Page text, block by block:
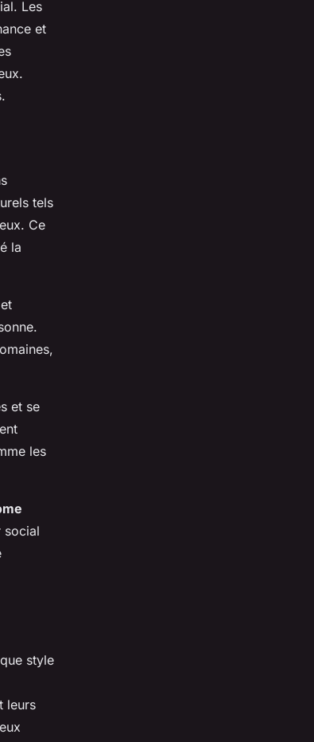
Les
et
tels
Ce
la
et se
les
social
style
leurs